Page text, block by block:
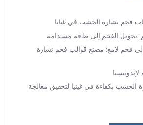
فحم نشارة الخشب في غيانا
تحويل الفحم إلى طاقة مستدامة
فحم لامع: مصنع قوالب فحم نشارة
بكفاءة في غينيا لتحقيق معالجة